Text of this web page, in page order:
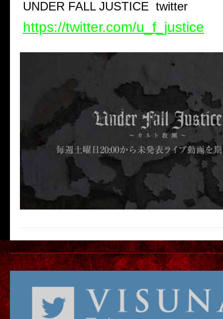
UNDER FALL JUSTICE twitter
https://twitter.com/u_f_justice